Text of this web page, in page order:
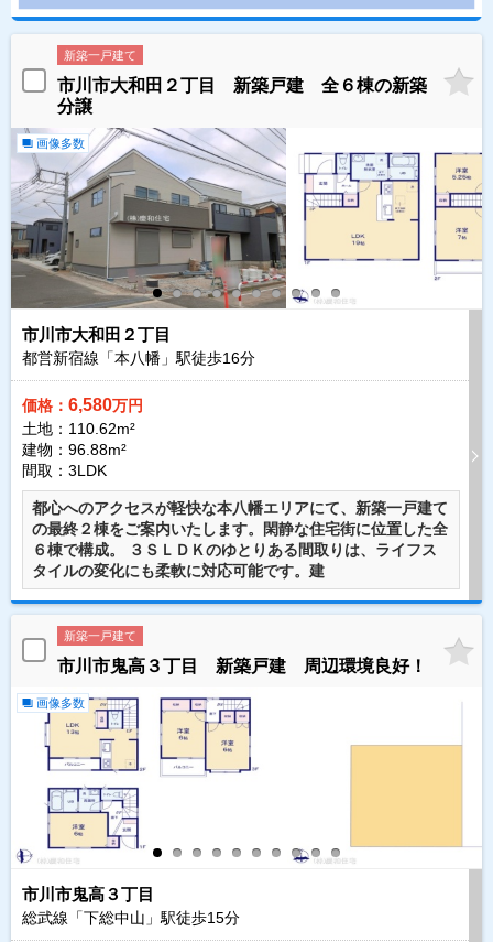
新築一戸建て
市川市大和田２丁目 新築戸建 全６棟の新築
分譲
画像多数
市川市大和田２丁目
都営新宿線「本八幡」駅徒歩16分
価格： 6,580万円
土地：110.62m²
建物：96.88m²
間取：3LDK
都心へのアクセスが軽快な本八幡エリアにて、新築一戸建て
の最終２棟をご案内いたします。閑静な住宅街に位置した全
６棟で構成。 ３ＳＬＤＫのゆとりある間取りは、ライフス
タイルの変化にも柔軟に対応可能です。建
新築一戸建て
市川市鬼高３丁目 新築戸建 周辺環境良好！
画像多数
市川市鬼高３丁目
総武線「下総中山」駅徒歩15分